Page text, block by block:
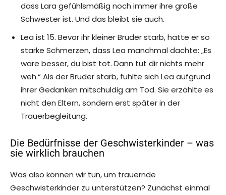
dass Lara gefühlsmäßig noch immer ihre große
Schwester ist. Und das bleibt sie auch.
Lea ist 15. Bevor ihr kleiner Bruder starb, hatte er so
starke Schmerzen, dass Lea manchmal dachte: „Es
wäre besser, du bist tot. Dann tut dir nichts mehr
weh.“ Als der Bruder starb, fühlte sich Lea aufgrund
ihrer Gedanken mitschuldig am Tod. Sie erzählte es
nicht den Eltern, sondern erst später in der
Trauerbegleitung.
Die Bedürfnisse der Geschwisterkinder – was
sie wirklich brauchen
Was also können wir tun, um trauernde
Geschwisterkinder zu unterstützen? Zunächst einmal